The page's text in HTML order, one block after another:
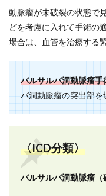
動脈瘤が未破裂の状態で
どを考慮に入れて手術の
場合は、血管を治療する
バルサルバ洞動脈瘤手
バ洞動脈瘤の突出部
〈ICD分類〉
バルサルバ洞動脈瘤